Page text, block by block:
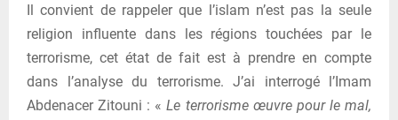
Il convient de rappeler que l’islam n’est pas la seule
religion influente dans les régions touchées par le
terrorisme, cet état de fait est à prendre en compte
dans l’analyse du terrorisme. J’ai interrogé l’Imam
Abdenacer Zitouni : «Le terrorisme œuvre pour le mal,